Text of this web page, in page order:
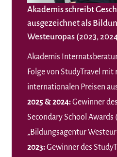
Akademis schreibt
ausgezeichnet als
Westeuropas (2023,
Akademis
Folge von StudyTravel
internationalen Preisen
2025 & 2024:Gewinner
Secondary School Awards
„Bildungsagentur
2023:Gewinner des